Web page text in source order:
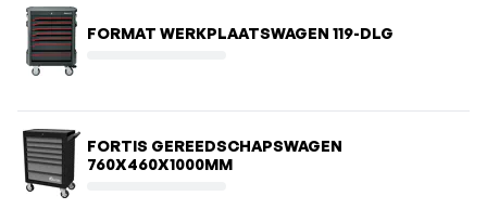
FORMAT WERKPLAATSWAGEN 119-DLG
FORTIS GEREEDSCHAPSWAGEN
760X460X1000MM